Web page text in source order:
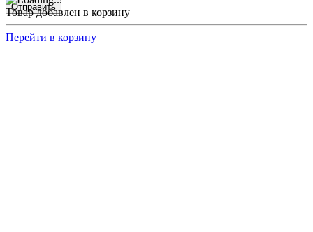
Отправить
Товар добавлен в корзину
Перейти в корзину